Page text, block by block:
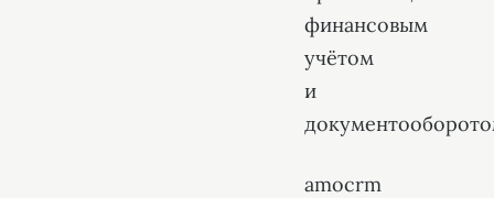
финансовым
учётом
и
amocrm